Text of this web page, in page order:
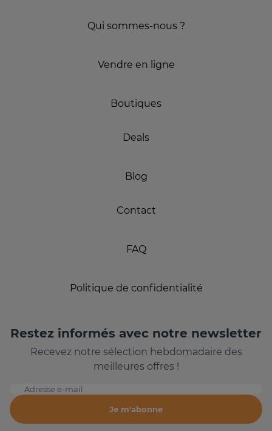
Qui sommes-nous ?
Vendre en ligne
Boutiques
Deals
Blog
Contact
FAQ
Politique de confidentialité
Restez informés avec notre newsletter
Recevez notre sélection hebdomadaire des
meilleures offres !
Adresse e-mail
Je m'abonne